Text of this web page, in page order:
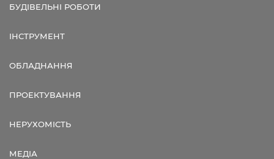
БУДІВЕЛЬНІ РОБОТИ
ІНСТРУМЕНТ
ОБЛАДНАННЯ
ПРОЕКТУВАННЯ
НЕРУХОМІСТЬ
МЕДІА